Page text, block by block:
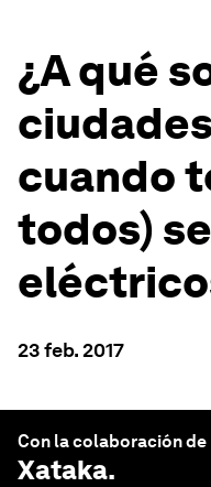
¿A qué
cuando
todos)
23 feb. 2017
Con la colaboración de
Xataka.